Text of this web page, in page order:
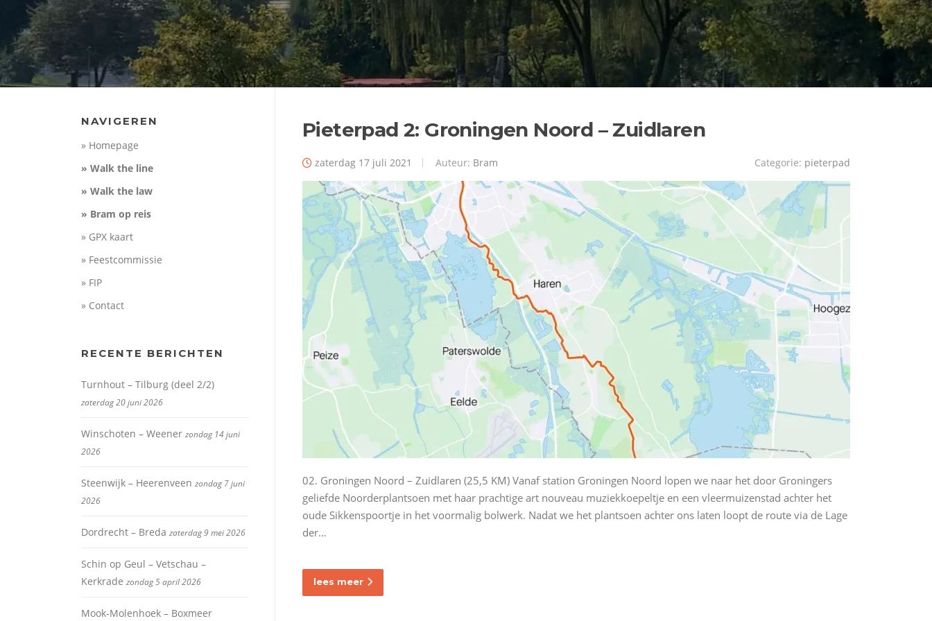
Pieterpad 2: Groningen Noord – Zuidlaren
zaterdag 17 juli 2021 Auteur: Bram Categorie: pieterpad
02. Groningen Noord – Zuidlaren (25,5 KM) Vanaf station Groningen Noord lopen we naar het door Groningers
geliefde Noorderplantsoen met haar prachtige art nouveau muziekkoepeltje en een vleermuizenstad achter het
oude Sikkenspoortje in het voormalig bolwerk. Nadat we het plantsoen achter ons laten loopt de route via de Lage
der…
lees meer
NAVIGEREN
» Homepage
» Walk the line
» Walk the law
» Bram op reis
» GPX kaart
» Feestcommissie
» FIP
» Contact
RECENTE BERICHTEN
Turnhout – Tilburg (deel 2/2)
zaterdag 20 juni 2026
Winschoten – Weener zondag 14 juni
2026
Steenwijk – Heerenveen zondag 7 juni
2026
Dordrecht – Breda zaterdag 9 mei 2026
Schin op Geul – Vetschau –
Kerkrade zondag 5 april 2026
Mook-Molenhoek – Boxmeer